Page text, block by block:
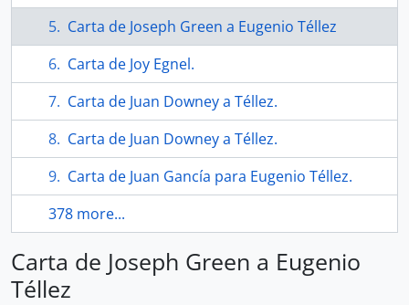
Carta de Joseph Green a Eugenio Téllez
Carta de Joy Egnel.
Carta de Juan Downey a Téllez.
Carta de Juan Downey a Téllez.
Carta de Juan Gancía para Eugenio Téllez.
378 more...
Carta de Joseph Green a Eugenio
Téllez